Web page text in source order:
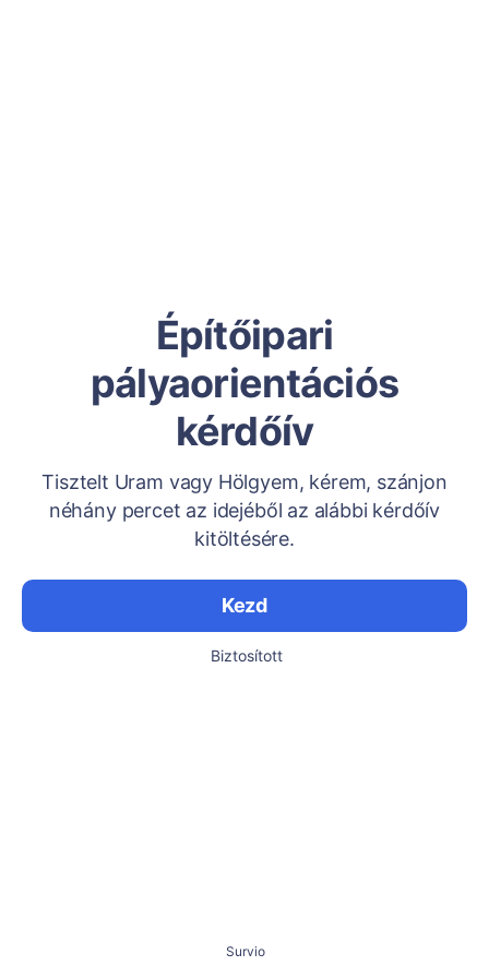
Építőipari
pályaorientációs
kérdőív
Tisztelt Uram vagy Hölgyem, kérem, szánjon
néhány percet az idejéből az alábbi kérdőív
kitöltésére.
Kezd
Biztosított
Survio